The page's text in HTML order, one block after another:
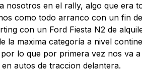
nosotros en el rally, algo que era
como todo arranco con un fin
con un Ford Fiesta N2 de
la maxima categoría a nivel
lo que por primera vez nos va
autos de traccion delantera.